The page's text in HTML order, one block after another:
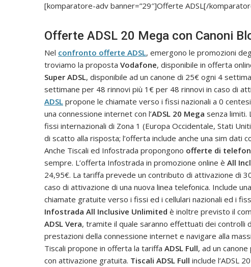
[komparatore-adv banner=”29″]Offerte ADSL[/
Offerte ADSL 20 Mega con Canoni
Nel confronto offerte ADSL, emergono le promozioni
troviamo la proposta Vodafone, disponibile in offerta
Super ADSL, disponibile ad un canone di 25€ ogni 4
settimane per 48 rinnovi più 1€ per 48 rinnovi in caso di
ADSL propone le chiamate verso i fissi nazionali a 0
una connessione internet con l’ADSL 20 Mega senza limiti.
fissi internazionali di Zona 1 (Europa Occidentale, Stati
di scatto alla risposta; l’offerta include anche una sim dati
Anche Tiscali ed Infostrada propongono offerte di
sempre. L’offerta Infostrada in promozione online è All
24,95€. La tariffa prevede un contributo di attivazione di
caso di attivazione di una nuova linea telefonica. Include
chiamate gratuite verso i fissi ed i cellulari nazionali ed i
Infostrada All Inclusive Unlimited è inoltre previsto il
ADSL Vera, tramite il quale saranno effettuati dei
prestazioni della connessione internet e navigare alla
Tiscali propone in offerta la tariffa ADSL Full, ad un
con attivazione gratuita. Tiscali ADSL Full include l’ADSL